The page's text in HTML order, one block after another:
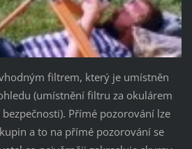
filtrem, který je umístněn
(umístnění filtru za okulárem
Přímé pozorování lze
a to na přímé pozorování se